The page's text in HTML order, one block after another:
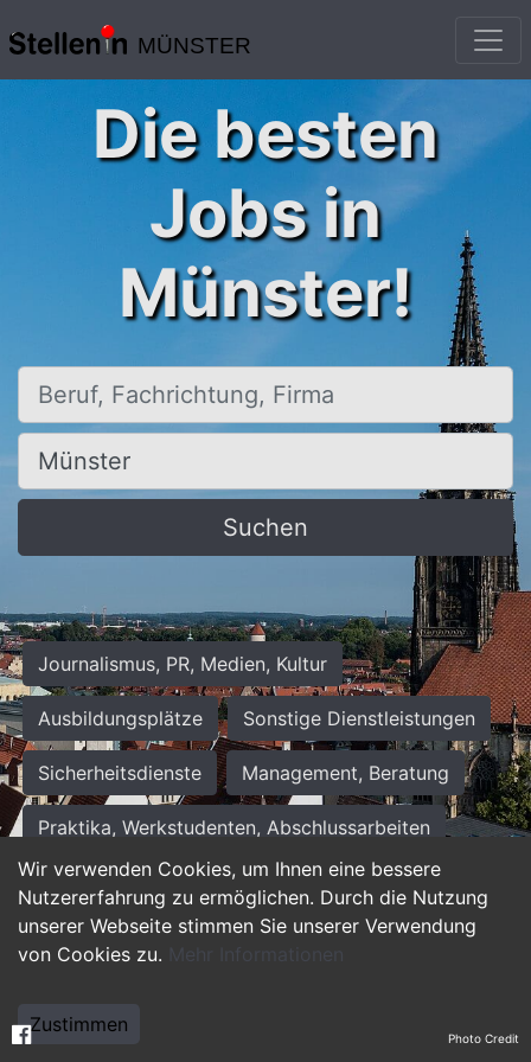
MÜNSTER
Wir verwenden Cookies, um Ihnen eine bessere
Nutzererfahrung zu ermöglichen. Durch die Nutzung
unserer Webseite stimmen Sie unserer Verwendung
von Cookies zu. Mehr Informationen
Zustimmen
Die besten
Jobs in
Münster!
Beruf, Fachrichtung, Firma
Ort, Stadt
Suchen
Journalismus, PR, Medien, Kultur
Ausbildungsplätze Sonstige Dienstleistungen
Sicherheitsdienste Management, Beratung
Praktika, Werkstudenten, Abschlussarbeiten
Personalwesen Assistenz, Sekretariat
Hilfskräfte, Aushilfs- und Nebenjobs
Weiterbildung, Studium, duale Ausbildung Photo Credit